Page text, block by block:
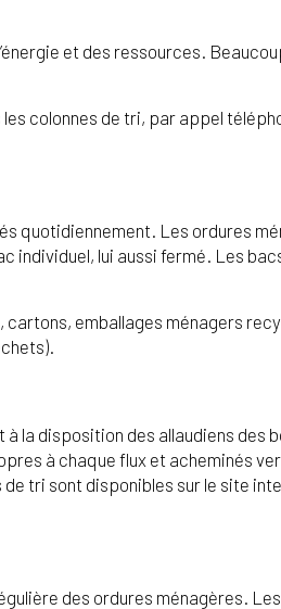
et des ressources.
colonnes de tri, par appel
quotidiennement. Les ordures
individuel, lui aussi fermé. Les
emballages ménagers
la disposition des allaudiens des
à chaque flux et acheminés
tri sont disponibles sur le site
des ordures ménagères. Les